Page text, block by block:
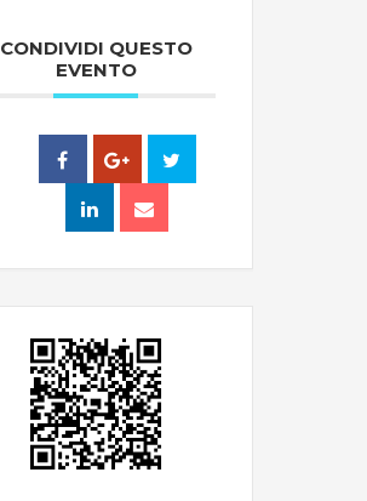
CONDIVIDI QUESTO
EVENTO